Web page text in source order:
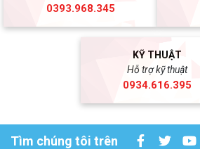
0393.968.345
KỸ THUẬT
Hỗ trợ kỹ thuật
0934.616.395
Tìm chúng tôi trên